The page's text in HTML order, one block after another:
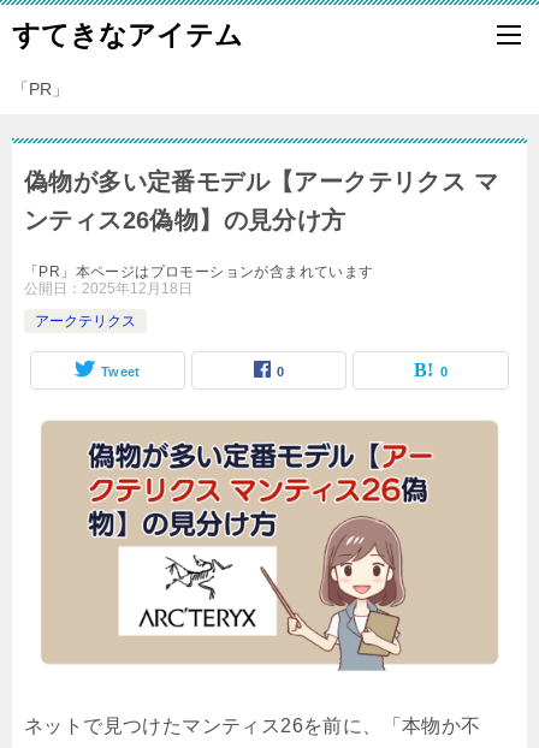
すてきなアイテム
「PR」
偽物が多い定番モデル【アークテリクス マ
ンティス26偽物】の見分け方
「PR」本ページはプロモーションが含まれています
公開日： 2025年12月18日
アークテリクス
Tweet 0 0
ネットで見つけたマンティス26を前に、「本物か不